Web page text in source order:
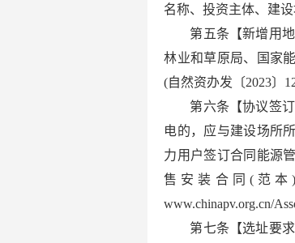
名称、投资主体、建
第五条【新增用
林业和草原局、国家
(自然资办发〔2023〕
第六条【协议签订
电的，应与建设场所
力用户签订合同能源
售安装合同(范本
www.chinapv.org.cn/
第七条【选址要求